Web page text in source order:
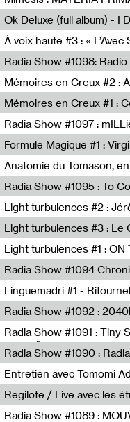
Francesco Russo,Scuola
À voix haute #3 : «
Radio Orange 94.0
Sophie Auger-Grappin
Sophie Auger-Grappin
Radia Show #1097 :
Formule Magique #1 :
Nathalie Lacroix,Virginie
Loraine Baud,Sylvain
Usmaradio
Lutèce Lockness
Jérôme Game,Jean-
Reboot.fm
Linguemadri #1 -
Meris Angioletti
Radia Show #1092 :
Diffusion FM
Radia Show #1091 : Tiny
Radio Študent
Wave Farm
Entretien avec Tomomi
Tomomi Adachi,Loraine